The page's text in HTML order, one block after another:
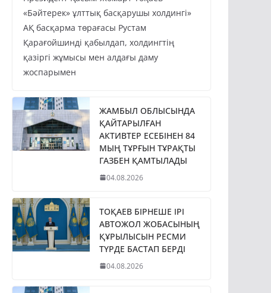
«Бәйтерек» ұлттық басқарушы холдингі»
АҚ басқарма төрағасы Рустам
Қарағойшинді қабылдап, холдингтің
қазіргі жұмысы мен алдағы даму
жоспарымен
ЖАМБЫЛ ОБЛЫСЫНДА
ҚАЙТАРЫЛҒАН
АКТИВТЕР ЕСЕБІНЕН 84
МЫҢ ТҰРҒЫН ТҰРАҚТЫ
ГАЗБЕН ҚАМТЫЛАДЫ
04.08.2026
ТОҚАЕВ БІРНЕШЕ ІРІ
АВТОЖОЛ ЖОБАСЫНЫҢ
ҚҰРЫЛЫСЫН РЕСМИ
ТҮРДЕ БАСТАП БЕРДІ
04.08.2026